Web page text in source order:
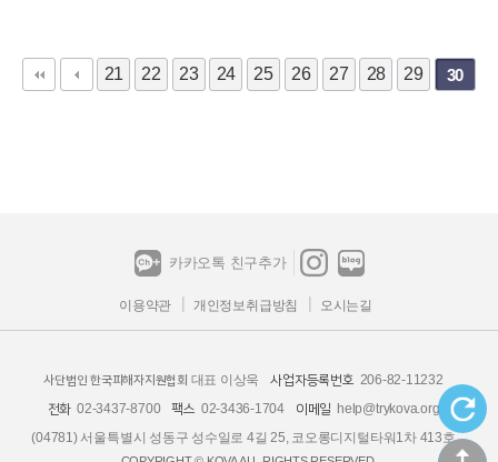
21 22 23 24 25 26 27 28 29 30
카카오톡 친구추가
이용약관 개인정보취급방침 오시는길
사단법인 한국피해자지원협회 대표 이상욱 사업자등록번호 206-82-11232
전화 02-3437-8700 팩스 02-3436-1704 이메일
help@trykova.org
(04781) 서울특별시 성동구 성수일로 4길 25, 코오롱디지털타워1차 413호